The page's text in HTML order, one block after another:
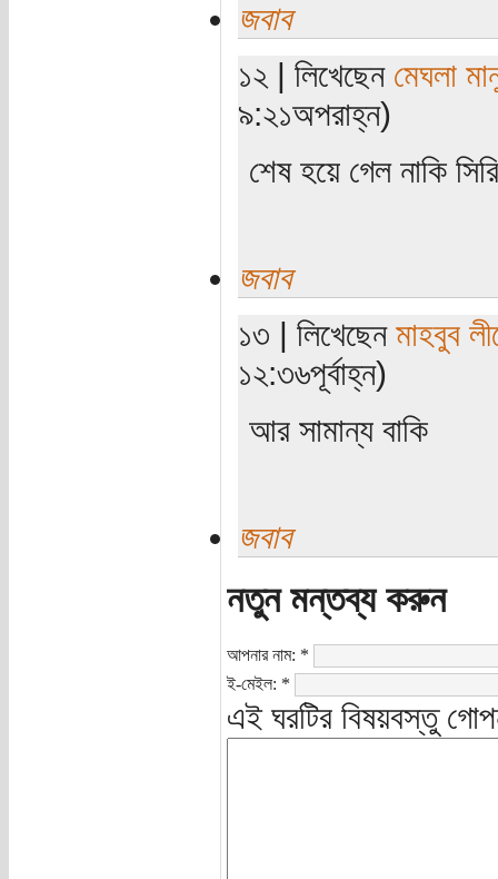
জবাব
১২ | লিখেছেন মেঘলা
৯:২১অপরাহ্ন)
শেষ হয়ে গেল নাকি
জবাব
১৩ | লিখেছেন মাহবুব
১২:৩৬পূর্বাহ্ন)
আর সামান্য বাকি
জবাব
নতুন মন্তব্য করুন
আপনার নাম: *
ই-মেইল: *
এই ঘরটির বিষয়বস্তু